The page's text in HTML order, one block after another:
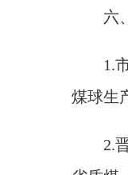
六
1.
煤球生
2.